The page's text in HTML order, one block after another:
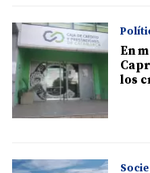
En
los